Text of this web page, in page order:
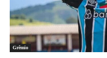
Grêmio